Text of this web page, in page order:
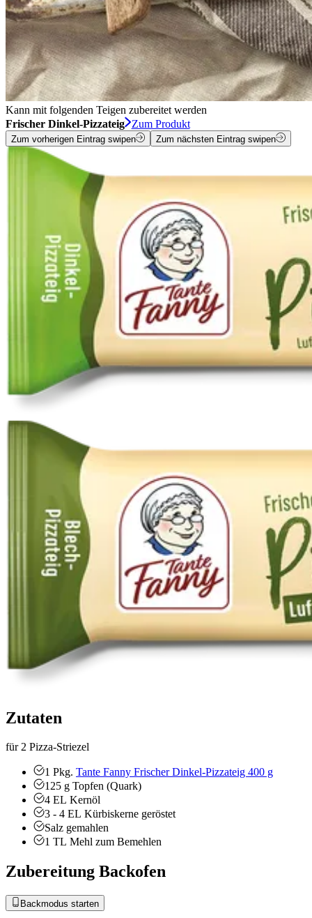
Kann mit folgenden Teigen zubereitet werden
Frischer Dinkel-Pizzateig
Zum Produkt
Zum vorherigen Eintrag swipen Zum nächsten Eintrag swipen
Zutaten
für 2 Pizza-Striezel
1 Pkg. Tante Fanny Frischer Dinkel-Pizzateig 400 g
125 g Topfen (Quark)
4 EL Kernöl
3 - 4 EL Kürbiskerne geröstet
Salz gemahlen
1 TL Mehl zum Bemehlen
Zubereitung Backofen
Backmodus starten